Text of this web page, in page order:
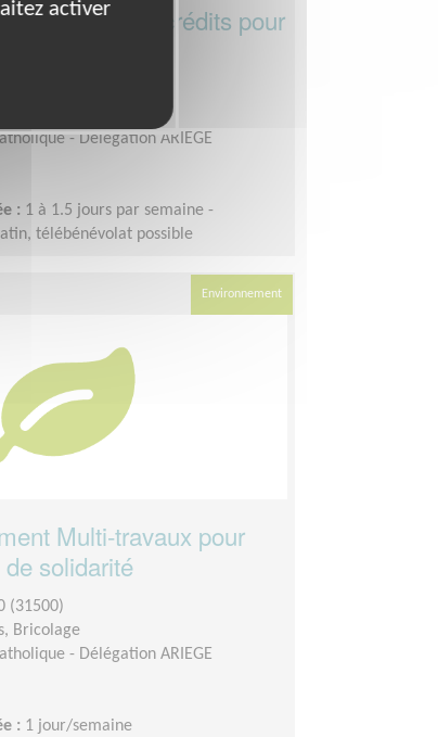
de micro-crédits pour
difficulté
(31500)
- Délégation ARIEGE
: 1 à 1.5 jours par semaine -
télébénévolat possible
Environnement
Multi-travaux pour
solidarité
(31500)
Bricolage
- Délégation ARIEGE
: 1 jour/semaine
activer